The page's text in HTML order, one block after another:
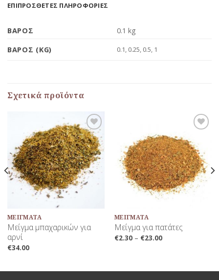
ΕΠΙΠΡΌΣΘΕΤΕΣ ΠΛΗΡΟΦΟΡΊΕΣ
ΒΆΡΟΣ 0.1 kg
ΒΆΡΟΣ (KG) 0.1, 0.25, 0.5, 1
Σχετικά προϊόντα
Προσθήκη
στη Λίστα
Αγαπημένων
ΜΕΊΓΜΑΤΑ
Μείγμα μπαχαρικών για
αρνί
€34.00
Προσθήκη
στη Λίστα
Αγαπημένων
ΜΕΊΓΜΑΤΑ
Μείγμα για πατάτες
€2.30– €23.00